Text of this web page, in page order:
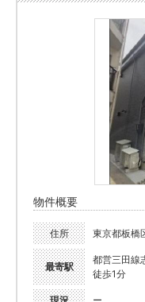
物件概要
住所 東京都板橋
最寄駅
都営三田線
徒歩1分